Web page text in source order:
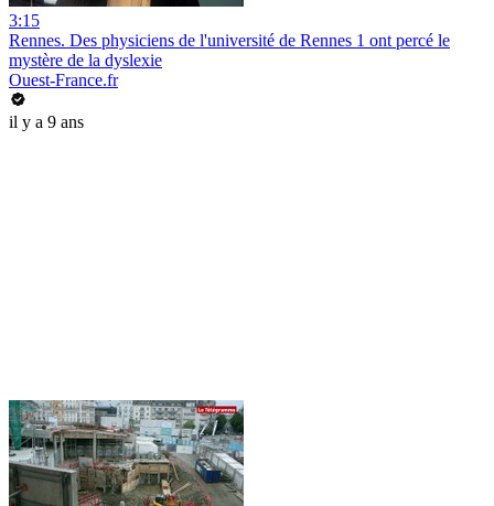
3:15
Rennes. Des physiciens de l'université de Rennes 1 ont percé le
mystère de la dyslexie
Ouest-France.fr
il y a 9 ans